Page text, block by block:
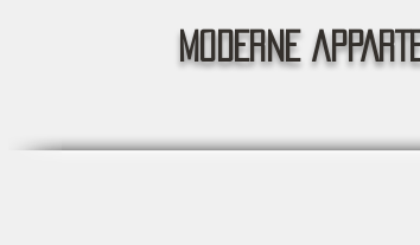
MODERNE